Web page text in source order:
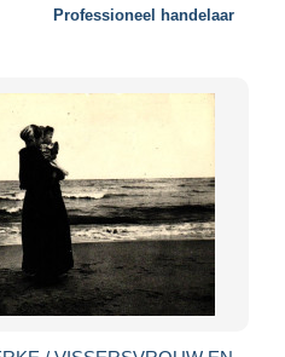
Professioneel handelaar